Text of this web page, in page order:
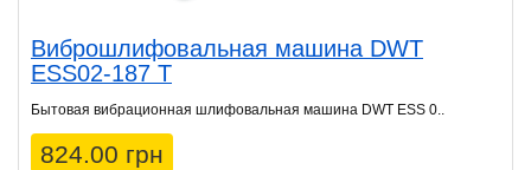
Виброшлифовальная машина DWT
ESS02-187 T
Бытовая вибрационная шлифовальная машина DWT ESS 0..
824.00 грн